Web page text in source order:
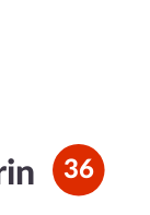
36